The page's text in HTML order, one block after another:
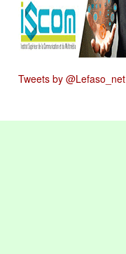
Tweets by @Lefaso_net